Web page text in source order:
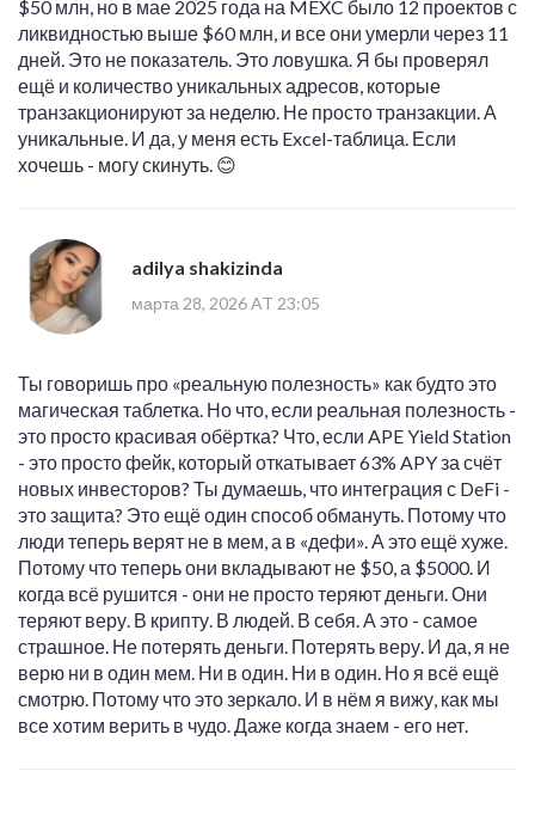
$50 млн, но в мае 2025 года на MEXC было 12 проектов с
ликвидностью выше $60 млн, и все они умерли через 11
дней. Это не показатель. Это ловушка. Я бы проверял
ещё и количество уникальных адресов, которые
транзакционируют за неделю. Не просто транзакции. А
уникальные. И да, у меня есть Excel-таблица. Если
хочешь - могу скинуть. 😊
adilya shakizinda
марта 28, 2026 AT 23:05
Ты говоришь про «реальную полезность» как будто это
магическая таблетка. Но что, если реальная полезность -
это просто красивая обёртка? Что, если APE Yield Station
- это просто фейк, который откатывает 63% APY за счёт
новых инвесторов? Ты думаешь, что интеграция с DeFi -
это защита? Это ещё один способ обмануть. Потому что
люди теперь верят не в мем, а в «дефи». А это ещё хуже.
Потому что теперь они вкладывают не $50, а $5000. И
когда всё рушится - они не просто теряют деньги. Они
теряют веру. В крипту. В людей. В себя. А это - самое
страшное. Не потерять деньги. Потерять веру. И да, я не
верю ни в один мем. Ни в один. Ни в один. Но я всё ещё
смотрю. Потому что это зеркало. И в нём я вижу, как мы
все хотим верить в чудо. Даже когда знаем - его нет.